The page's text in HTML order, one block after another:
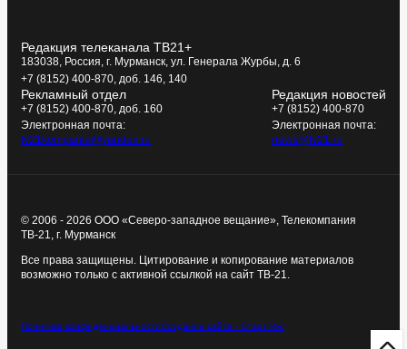
Редакция телеканала ТВ21+
183038, Россия, г. Мурманск, ул. Генерала Журбы, д. 6
+7 (8152) 400-870, доб. 146, 140
Рекламный отдел
+7 (8152) 400-870, доб. 160
Электронная почта:
tv21kompania@yandex.ru
Редакция новостей
+7 (8152) 400-870
Электронная почта:
news@tv21.ru
© 2006 - 2026 ООО «Северо-западное вещание», Телекомпания
ТВ-21, г. Мурманск
Все права защищены. Цитирование и копирование материалов
возможно только с активной ссылкой на сайт ТВ-21.
Политика конфиденциальностиСоздание сайта - Старт Икс